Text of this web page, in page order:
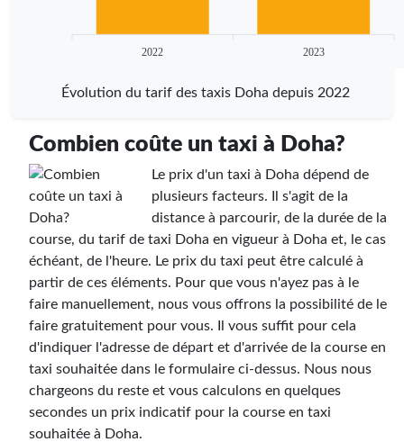
2022 2023
Évolution du tarif des taxis Doha depuis 2022
Combien coûte un taxi à Doha?
Le prix d'un taxi à Doha dépend de
plusieurs facteurs. Il s'agit de la
distance à parcourir, de la durée de la
course, du tarif de taxi Doha en vigueur à Doha et, le cas
échéant, de l'heure. Le prix du taxi peut être calculé à
partir de ces éléments. Pour que vous n'ayez pas à le
faire manuellement, nous vous offrons la possibilité de le
faire gratuitement pour vous. Il vous suffit pour cela
d'indiquer l'adresse de départ et d'arrivée de la course en
taxi souhaitée dans le formulaire ci-dessus. Nous nous
chargeons du reste et vous calculons en quelques
secondes un prix indicatif pour la course en taxi
souhaitée à Doha.